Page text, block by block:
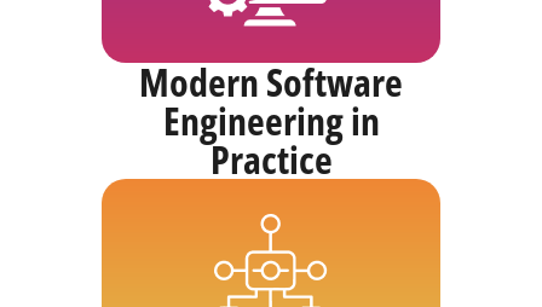
Modern Software
Engineering in
Practice